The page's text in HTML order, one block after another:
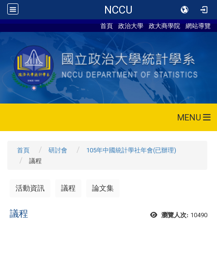
NCCU
首頁 政治大學 政大商學院 網站導覽
MENU
首頁 研討會
105年中國統計學社年會(已辦理)
議程
活動資訊 議程 論文集
瀏覽人次: 10490
議程